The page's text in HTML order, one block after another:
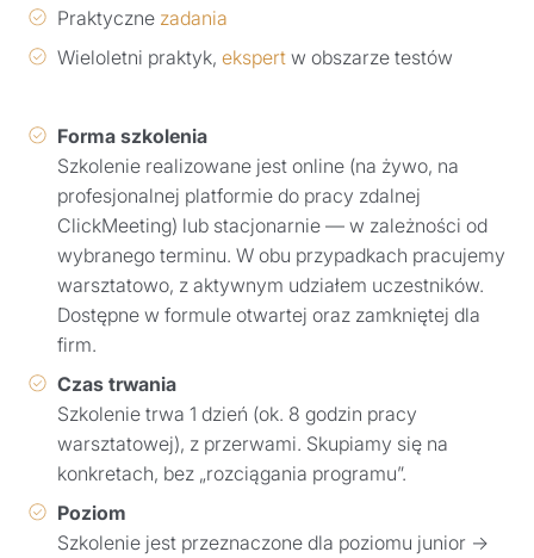
Praktyczne zadania
Wieloletni praktyk, ekspert w obszarze testów
Forma szkolenia
Szkolenie realizowane jest online (na żywo, na
profesjonalnej platformie do pracy zdalnej
ClickMeeting) lub stacjonarnie — w zależności od
wybranego terminu. W obu przypadkach pracujemy
warsztatowo, z aktywnym udziałem uczestników.
Dostępne w formule otwartej oraz zamkniętej dla
firm.
Czas trwania
Szkolenie trwa 1 dzień (ok. 8 godzin pracy
warsztatowej), z przerwami. Skupiamy się na
konkretach, bez „rozciągania programu”.
Poziom
Szkolenie jest przeznaczone dla poziomu junior →